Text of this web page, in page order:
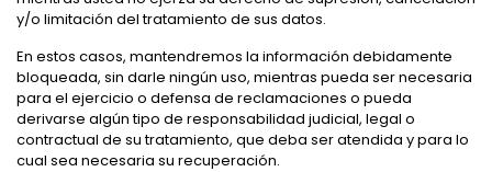
y/o limitación del tratamiento de sus datos.
En estos casos, mantendremos la información debidamente
bloqueada, sin darle ningún uso, mientras pueda ser necesaria
para el ejercicio o defensa de reclamaciones o pueda
derivarse algún tipo de responsabilidad judicial, legal o
contractual de su tratamiento, que deba ser atendida y para lo
cual sea necesaria su recuperación.